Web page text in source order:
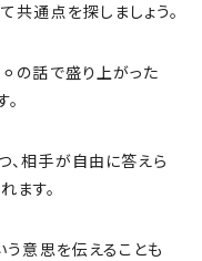
共通点を探しましょう。
の話で盛り上がった
、相手が自由に答えら
ます。
う意思を伝えることも